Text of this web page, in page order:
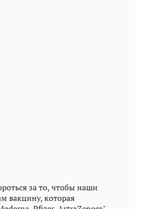
за то, чтобы наши
вакцину, которая